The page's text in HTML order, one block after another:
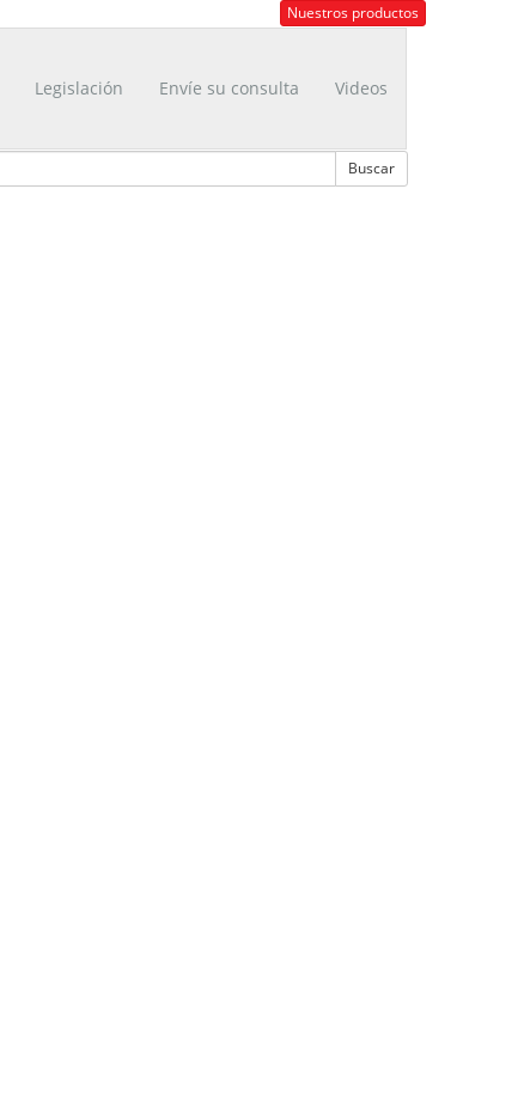
Nuestros productos
Legislación Envíe su consulta Videos